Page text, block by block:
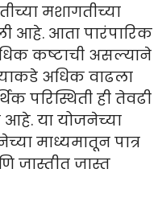
मशागतीच्या
आहे. आता पारंपारिक
कष्टाची असल्याने
अधिक वाढला
परिस्थिती ही तेवढी
आहे. या योजनेच्या
माध्यमातून पात्र
जास्तीत जास्त